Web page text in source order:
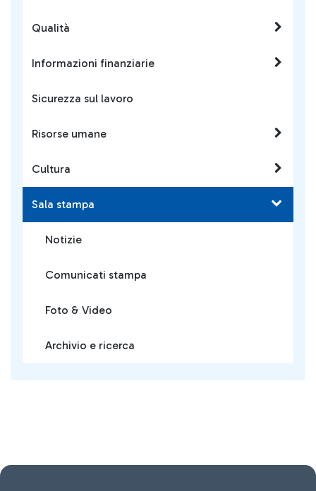
Qualità
Informazioni finanziarie
Sicurezza sul lavoro
Risorse umane
Cultura
Sala stampa
Notizie
Comunicati stampa
Foto & Video
Archivio e ricerca